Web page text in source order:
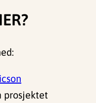
prosjektet